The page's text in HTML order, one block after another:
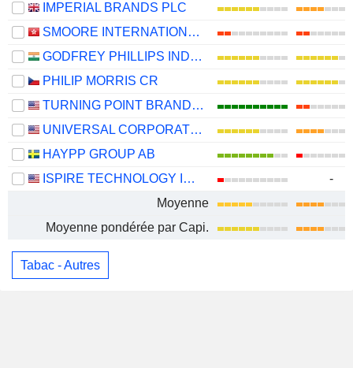
IMPERIAL BRANDS PLC
SMOORE INTERNATIONAL HOLDINGS LIMITED
GODFREY PHILLIPS INDIA LIMITED
PHILIP MORRIS CR
TURNING POINT BRANDS, INC.
UNIVERSAL CORPORATION
HAYPP GROUP AB
ISPIRE TECHNOLOGY INC.
-
Moyenne
Moyenne pondérée par Capi.
Tabac - Autres